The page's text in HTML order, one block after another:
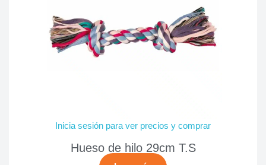
Inicia sesión para ver precios y comprar
Hueso de hilo 29cm T.S